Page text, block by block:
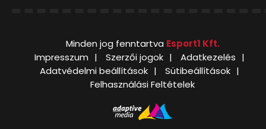
Minden jog fenntartva Esport1 Kft.
Impresszum
Szerzői jogok
Adatkezelés
Adatvédelmi beállítások
Sütibeállítások
Felhasználási Feltételek